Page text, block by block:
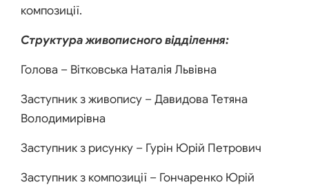
композиції.
Структура живописного відділення:
Голова – Вітковська Наталія Львівна
Заступник з живопису – Давидова Тетяна
Володимирівна
Заступник з рисунку – Гурін Юрій Петрович
Заступник з композиції – Гончаренко Юрій